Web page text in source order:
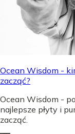
Ocean Wisdom -
zacząć?
Ocean Wisdom -
najlepsze płyty i
zacząć.